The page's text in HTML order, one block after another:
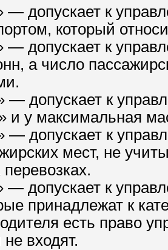
— допускает к
который
— допускает к
а число
— допускает к
и у максимальная
— допускает к
мест, не
— допускает к
принадлежат к
есть право
не входят.